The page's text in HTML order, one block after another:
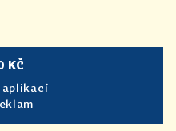
KČ
aplikací